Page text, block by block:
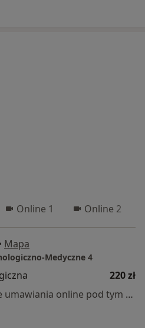
Online 1 Online 2
Mapa
Medyczne 4
220 zł
Specjalista nie oferuje umawiania online pod tym adresem.